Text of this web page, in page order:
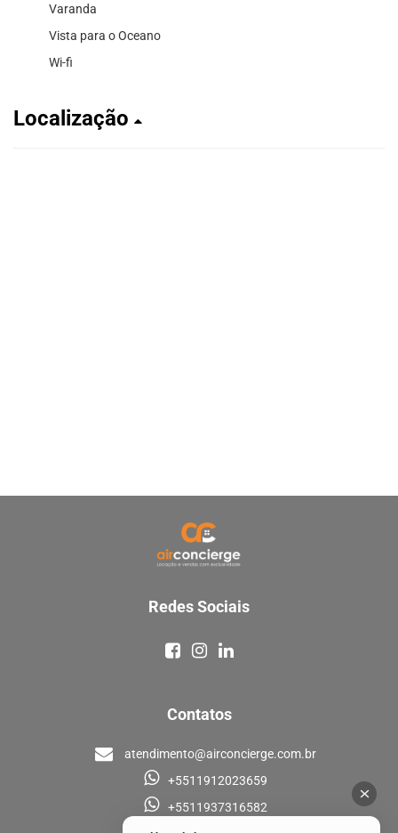
Varanda
Vista para o Oceano
Wi-fi
Localização
Redes Sociais
Contatos
atendimento@airconcierge.com.br
+5511912023659
+5511937316582